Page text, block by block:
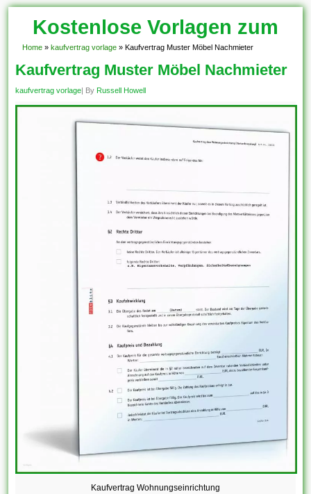
Kostenlose Vorlagen zum
Download!
Home » kaufvertrag vorlage » Kaufvertrag Muster Möbel Nachmieter
Kaufvertrag Muster Möbel Nachmieter
kaufvertrag vorlage| By Russell Howell
Kaufvertrag Wohnungseinrichtung